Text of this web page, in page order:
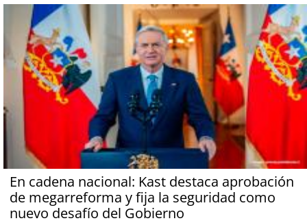
En cadena nacional: Kast destaca aprobación
de megarreforma y fija la seguridad como
nuevo desafío del Gobierno